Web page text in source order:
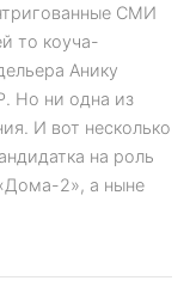
СМИ
то коуча-
Анику
Но ни одна из
И вот несколько
на роль
2», а ныне